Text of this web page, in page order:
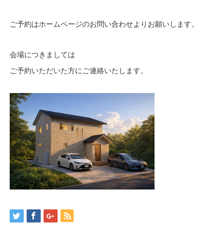
ご予約はホームページのお問い合わせよりお願いします。
会場につきましては
ご予約いただいた方にご連絡いたします。